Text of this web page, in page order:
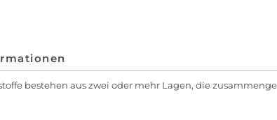
bestehen aus zwei oder mehr Lagen, die